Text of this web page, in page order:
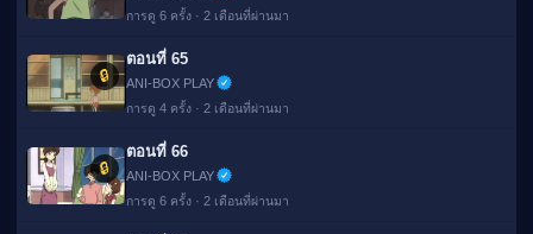
การดู 6 ครั้ง · 2 เดือนที่ผ่านมา
🔒
ตอนที่ 65
ANI-BOX PLAY
การดู 4 ครั้ง · 2 เดือนที่ผ่านมา
🔒
ตอนที่ 66
ANI-BOX PLAY
การดู 6 ครั้ง · 2 เดือนที่ผ่านมา